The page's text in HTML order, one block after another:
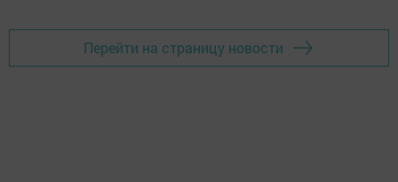
Перейти на страницу новости